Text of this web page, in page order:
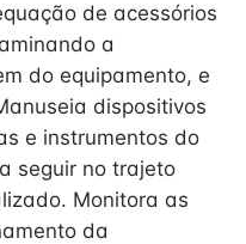
de acessórios
a
do equipamento, e
dispositivos
e instrumentos do
seguir no trajeto
Monitora as
da